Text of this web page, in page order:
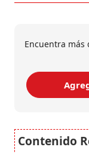
Encuentra